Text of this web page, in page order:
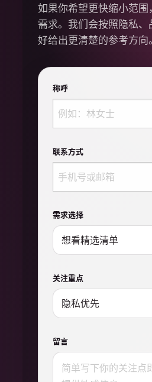
如果你希望更快缩小范围
需求。我们会按照隐私
好给出更清楚的参考方向。
称呼
联系方式
需求选择
关注重点
留言